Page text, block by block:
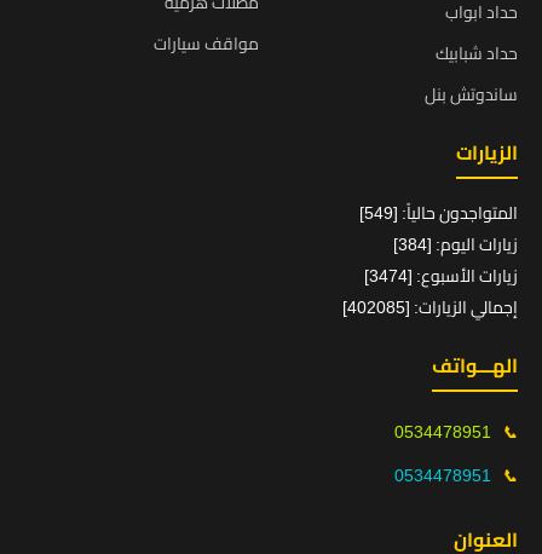
حداد ابواب
حداد شبابيك
ساندوتش بنل
مواقف سيارات
الزيارات
المتواجدون حالياً: [549]
زيارات اليوم: [384]
زيارات الأسبوع: [3474]
إجمالي الزيارات: [402085]
الهـــواتف
📞
0534478951
📞
0534478951
العنوان